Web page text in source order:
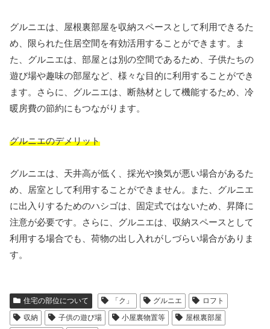
グルニエは、屋根裏部屋を収納スペースとして利用できるた
め、限られた住居空間を有効活用することができます。ま
た、グルニエは、部屋とは別の空間であるため、子供たちの
遊び場や趣味の部屋など、様々な目的に利用することができ
ます。さらに、グルニエは、断熱材として機能するため、冷
暖房費の節約にもつながります。
グルニエのデメリット
グルニエは、天井高が低く、採光や換気が悪い場合があるた
め、居室として利用することができません。また、グルニエ
に出入りするためのハシゴは、固定式ではないため、昇降に
注意が必要です。さらに、グルニエは、収納スペースとして
利用する場合でも、荷物の出し入れがしづらい場合がありま
す。
住宅の部位について 「ク」 グルニエ
ロフト
収納
子供の遊び場 小屋裏物置等
屋根裏部屋